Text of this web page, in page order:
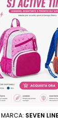
MARCA: SEVEN